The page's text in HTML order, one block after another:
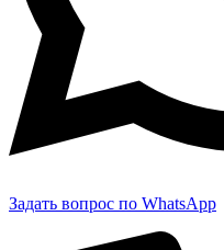
Задать вопрос по WhatsApp